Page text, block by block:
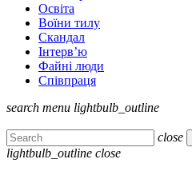
Освіта
Воїни тилу
Скандал
Інтерв’ю
Файні люди
Співпраця
search menu lightbulb_outline
close
lightbulb_outline close